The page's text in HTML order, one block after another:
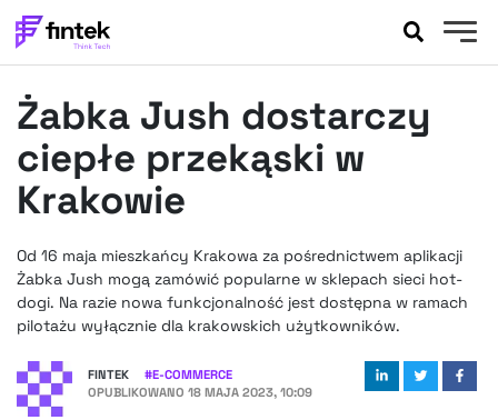
BANKOWOŚĆ
EVENTY
FELIETONY
WYWIADY
PODCASTY
FINTEKEXTRA
OKIEM EKSPERTA
Żabka Jush dostarczy
ciepłe przekąski w
Krakowie
Od 16 maja mieszkańcy Krakowa za pośrednictwem aplikacji
Żabka Jush mogą zamówić popularne w sklepach sieci hot-
dogi. Na razie nowa funkcjonalność jest dostępna w ramach
pilotażu wyłącznie dla krakowskich użytkowników.
FINTEK #E-COMMERCE
OPUBLIKOWANO 18 MAJA 2023, 10:09